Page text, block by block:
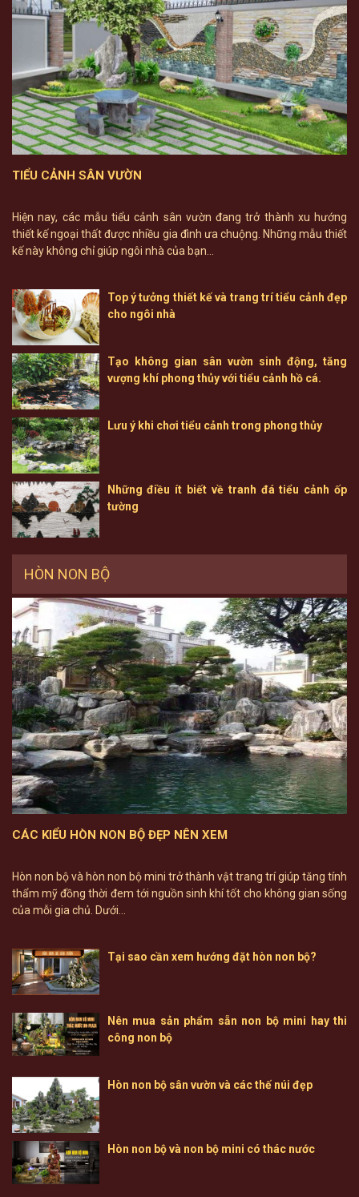
TIỂU CẢNH SÂN VƯỜN
Hiện nay, các mẫu tiểu cảnh sân vườn đang trở thành xu hướng
thiết kế ngoại thất được nhiều gia đình ưa chuộng. Những mẫu thiết
kế này không chỉ giúp ngôi nhà của bạn...
Top ý tưởng thiết kế và trang trí tiểu cảnh đẹp
cho ngôi nhà
Tạo không gian sân vườn sinh động, tăng
vượng khí phong thủy với tiểu cảnh hồ cá.
Lưu ý khi chơi tiểu cảnh trong phong thủy
Những điều ít biết về tranh đá tiểu cảnh ốp
tường
HÒN NON BỘ
CÁC KIỂU HÒN NON BỘ ĐẸP NÊN XEM
Hòn non bộ và hòn non bộ mini trở thành vật trang trí giúp tăng tính
thẩm mỹ đồng thời đem tới nguồn sinh khí tốt cho không gian sống
của mỗi gia chủ. Dưới...
Tại sao cần xem hướng đặt hòn non bộ?
Nên mua sản phẩm sẵn non bộ mini hay thi
công non bộ
Hòn non bộ sân vườn và các thế núi đẹp
Hòn non bộ và non bộ mini có thác nước